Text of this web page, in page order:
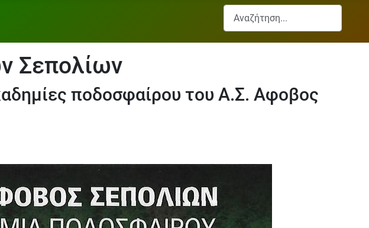
Αναζήτηση...
Σεπολίων
ποδοσφαίρου του Α.Σ. Αφοβος